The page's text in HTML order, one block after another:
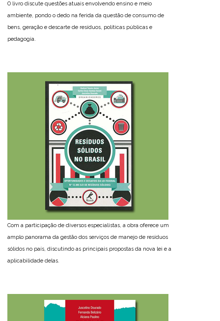
O livro discute questões atuais envolvendo ensino e meio
ambiente, pondo o dedo na ferida da questão de consumo de
bens, geração e descarte de resíduos, políticas públicas e
pedagogia.
Com a participação de diversos especialistas, a obra oferece um
amplo panorama da gestão dos serviços de manejo de resíduos
sólidos no país, discutindo as principais propostas da nova lei e a
aplicabilidade delas.